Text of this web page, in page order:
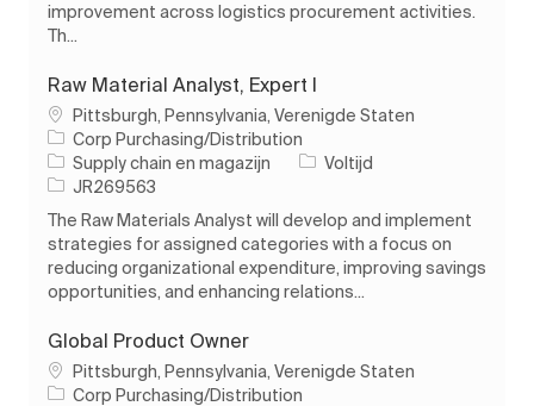
improvement across logistics procurement activities.
Th...
Raw Material Analyst, Expert I
PlaatsPittsburgh, Pennsylvania, Verenigde Staten
Corp Purchasing/Distribution
Categorie
Supply chain en magazijn Soort baan
Voltijd
Taak-ID
JR269563
The Raw Materials Analyst will develop and implement
strategies for assigned categories with a focus on
reducing organizational expenditure, improving savings
opportunities, and enhancing relations...
Global Product Owner
PlaatsPittsburgh, Pennsylvania, Verenigde Staten
Corp Purchasing/Distribution